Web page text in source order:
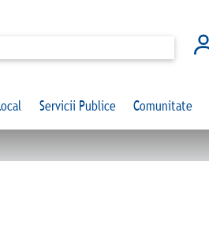
Servicii Publice Comunitate